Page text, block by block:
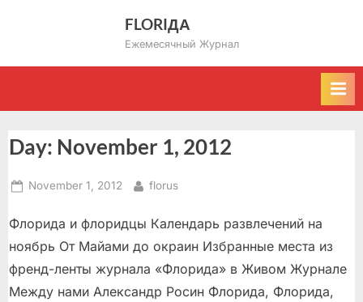
FLORIДА
Ежемесячный Журнал
Day: November 1, 2012
Posted
November 1, 2012 By
florus
Флорида и флоридцы Календарь развлечений на
ноябрь От Майами до окраин Избранные места из
френд-ленты журнала «Флорида» в Живом Журнале
Между нами Александр Росин Флорида, Флорида,